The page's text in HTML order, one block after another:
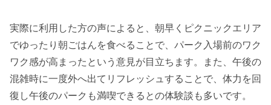
実際に利用した方の声によると、朝早くピクニックエリア
でゆったり朝ごはんを食べることで、パーク入場前のワク
ワク感が高まったという意見が目立ちます。また、午後の
混雑時に一度外へ出てリフレッシュすることで、体力を回
復し午後のパークも満喫できるとの体験談も多いです。